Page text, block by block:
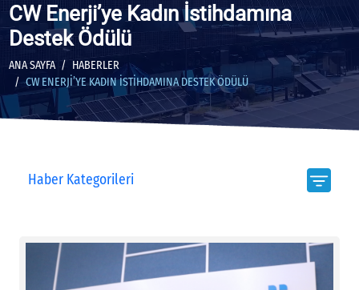
CW Enerji’ye Kadın İstihdamına
Destek Ödülü
ANA SAYFA
HABERLER
CW ENERJI’YE KADIN İSTIHDAMINA DESTEK ÖDÜLÜ
Haber Kategorileri